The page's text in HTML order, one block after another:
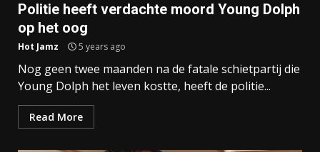
Politie heeft verdachte moord Young Dolph
op het oog
Hot Jamz 5 years ago
Nog geen twee maanden na de fatale schietpartij die
Young Dolph het leven kostte, heeft de politie...
Read More